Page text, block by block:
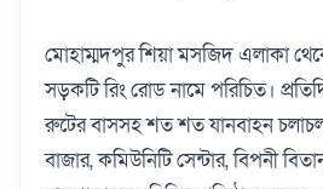
মোহাম্মদপুর শিয়া মসজিদ এলাকা
সড়কটি রিং রোড নামে পরিচিত।
রুটের বাসসহ শত শত যানবাহন
বাজার, কমিউনিটি সেন্টার, বিপনী